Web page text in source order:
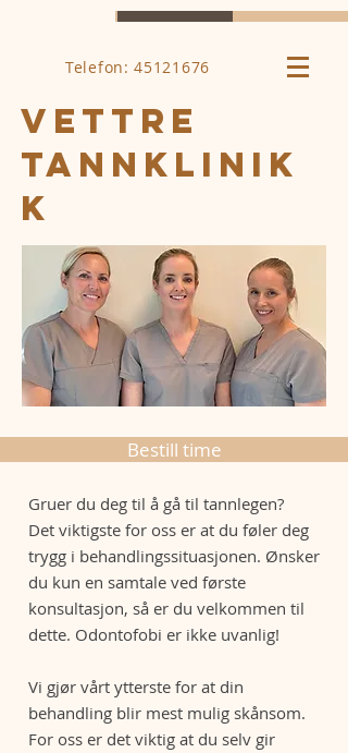
Telefon: 45121676
vettre
tannklinik
k
Bestill time
Gruer du deg til å gå til tannlegen?
Det viktigste for oss er at du føler deg
trygg i behandlingssituasjonen. Ønsker
du kun en samtale ved første
konsultasjon, så er du velkommen til
dette. Odontofobi er ikke uvanlig!
Vi gjør vårt ytterste for at din
behandling blir mest mulig skånsom.
For oss er det viktig at du selv gir